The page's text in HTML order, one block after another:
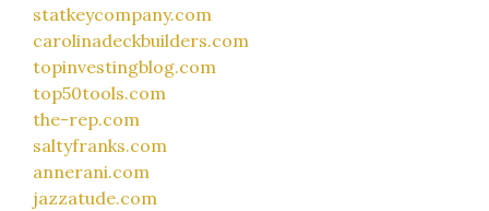
statkeycompany.com
carolinadeckbuilders.com
topinvestingblog.com
top50tools.com
the-rep.com
saltyfranks.com
annerani.com
jazzatude.com